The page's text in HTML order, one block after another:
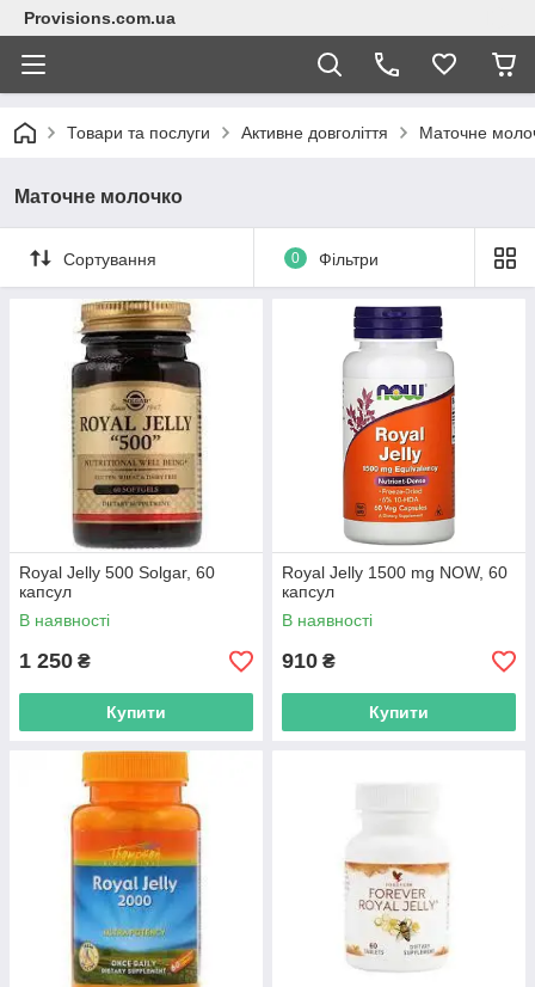
Provisions.com.ua
Товари та послуги Активне довголіття Маточне
Маточне молочко
Сортування 0 Фільтри
Royal Jelly 500 Solgar, 60
капсул
В наявності
1 250 ₴
Купити
Royal Jelly 1500 mg NOW, 60
капсул
В наявності
910 ₴
Купити